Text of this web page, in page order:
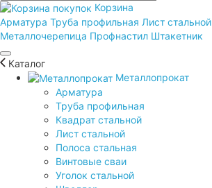
Корзина
Арматура Труба профильная Лист стальной
Металлочерепица Профнастил Штакетник
Каталог
Металлопрокат
Арматура
Труба профильная
Квадрат стальной
Лист стальной
Полоса стальная
Винтовые сваи
Уголок стальной